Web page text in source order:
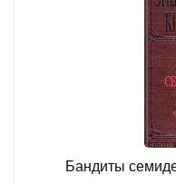
Бандиты